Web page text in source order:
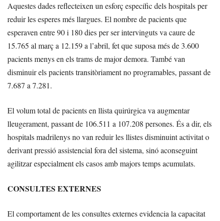
Aquestes dades reflecteixen un esforç específic dels hospitals per
reduir les esperes més llargues. El nombre de pacients que
esperaven entre 90 i 180 dies per ser intervinguts va caure de
15.765 al març a 12.159 a l’abril, fet que suposa més de 3.600
pacients menys en els trams de major demora. També van
disminuir els pacients transitòriament no programables, passant de
7.687 a 7.281.
El volum total de pacients en llista quirúrgica va augmentar
lleugerament, passant de 106.511 a 107.208 persones. És a dir, els
hospitals madrilenys no van reduir les llistes disminuint activitat o
derivant pressió assistencial fora del sistema, sinó aconseguint
agilitzar especialment els casos amb majors temps acumulats.
CONSULTES EXTERNES
El comportament de les consultes externes evidencia la capacitat